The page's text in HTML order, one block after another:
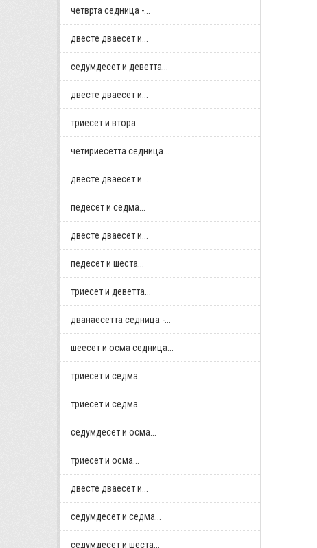
четврта седница -...
двестe дваесет и...
седумдесет и деветта...
двестe дваесет и...
триесет и втора...
четириесетта седница...
двестe дваесет и...
педесет и седма...
двестe дваесет и...
педесет и шеста...
триесет и деветта...
дванаесетта седница -...
шеесет и осма седница...
триесет и седма...
триесет и седма...
седумдесет и осма...
триесет и осма...
двестe дваесет и...
седумдесет и седма...
седумдесет и шеста...